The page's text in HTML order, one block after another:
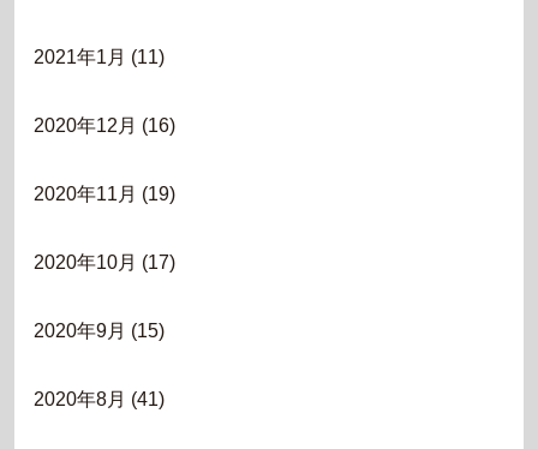
2021年1月 (11)
2020年12月 (16)
2020年11月 (19)
2020年10月 (17)
2020年9月 (15)
2020年8月 (41)